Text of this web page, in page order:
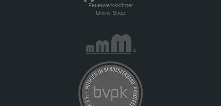
Feuerwerkskörper
Online-Shop